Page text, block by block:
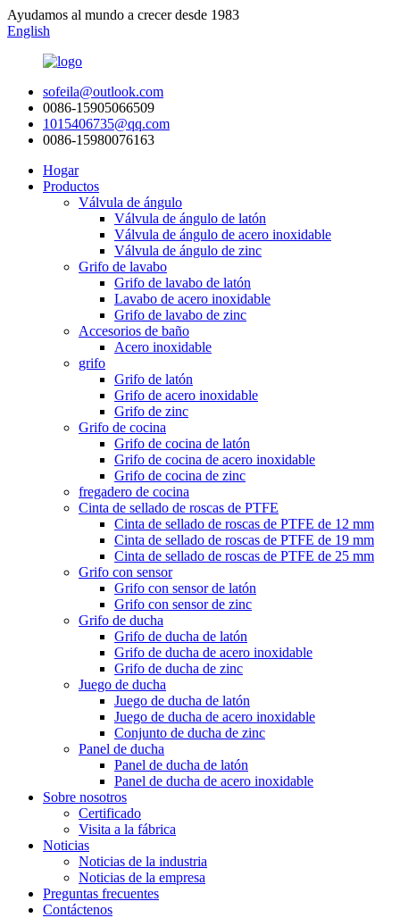
Ayudamos al mundo a crecer desde 1983
English
sofeila@outlook.com
0086-15905066509
1015406735@qq.com
0086-15980076163
Hogar
Productos
Válvula de ángulo
Válvula de ángulo de latón
Válvula de ángulo de acero inoxidable
Válvula de ángulo de zinc
Grifo de lavabo
Grifo de lavabo de latón
Lavabo de acero inoxidable
Grifo de lavabo de zinc
Accesorios de baño
Acero inoxidable
grifo
Grifo de latón
Grifo de acero inoxidable
Grifo de zinc
Grifo de cocina
Grifo de cocina de latón
Grifo de cocina de acero inoxidable
Grifo de cocina de zinc
fregadero de cocina
Cinta de sellado de roscas de PTFE
Cinta de sellado de roscas de PTFE de 12 mm
Cinta de sellado de roscas de PTFE de 19 mm
Cinta de sellado de roscas de PTFE de 25 mm
Grifo con sensor
Grifo con sensor de latón
Grifo con sensor de zinc
Grifo de ducha
Grifo de ducha de latón
Grifo de ducha de acero inoxidable
Grifo de ducha de zinc
Juego de ducha
Juego de ducha de latón
Juego de ducha de acero inoxidable
Conjunto de ducha de zinc
Panel de ducha
Panel de ducha de latón
Panel de ducha de acero inoxidable
Sobre nosotros
Certificado
Visita a la fábrica
Noticias
Noticias de la industria
Noticias de la empresa
Preguntas frecuentes
Contáctenos